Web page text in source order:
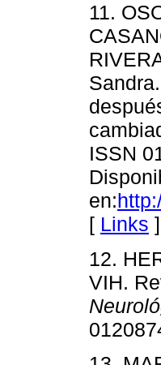
11.
ISSN
en:
[ Links ]
12.
VIH.